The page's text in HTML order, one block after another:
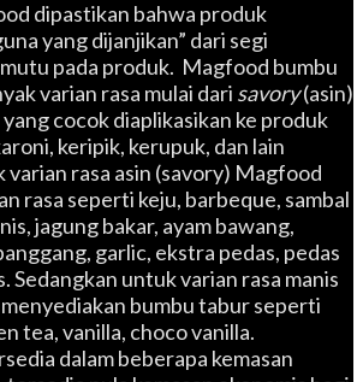
dipastikan bahwa produk
yang dijanjikan” dari segi
mutu pada produk. Magfood bumbu
varian rasa mulai dari savory(asin)
cocok diaplikasikan ke produk
keripik, kerupuk, dan lain
varian rasa asin (savory) Magfood
rasa seperti keju, barbeque, sambal
jagung bakar, ayam bawang,
garlic, ekstra pedas, pedas
Sedangkan untuk varian rasa manis
bumbu tabur seperti
tea, vanilla, choco vanilla.
dalam beberapa kemasan